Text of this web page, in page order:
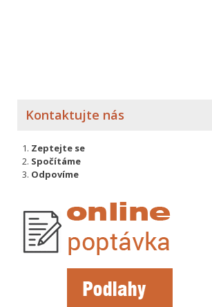
Kontaktujte nás
Zeptejte se
Spočítáme
Odpovíme